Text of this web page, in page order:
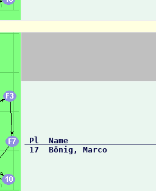
Pl  Name
17  Bönig, Marco